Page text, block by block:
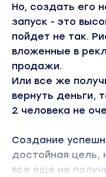
Но, создать его
запуск - это
пойдет не так.
вложенные в
продажи.
Или все же
вернуть деньги,
2 человека не
Создание
достойная цель,
все еще не